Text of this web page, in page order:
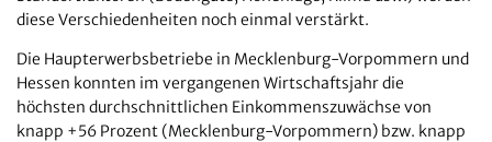
diese Verschiedenheiten noch einmal verstärkt.
Die Haupterwerbsbetriebe in Mecklenburg-Vorpommern und
Hessen konnten im vergangenen Wirtschaftsjahr die
höchsten durchschnittlichen Einkommenszuwächse von
knapp +56 Prozent (Mecklenburg-Vorpommern) bzw. knapp